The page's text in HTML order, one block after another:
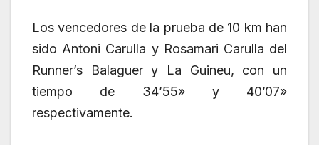
Los vencedores de la prueba de 10 km han
sido Antoni Carulla y Rosamari Carulla del
Runner’s Balaguer y La Guineu, con un
tiempo de 34’55» y 40’07»
respectivamente.